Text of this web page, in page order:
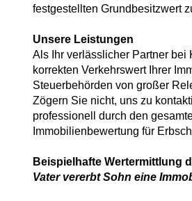
festgestellten Grundbesitzwert
Unsere Leistungen
Als Ihr verlässlicher Partner bei
korrekten Verkehrswert Ihrer
Steuerbehörden von großer
Zögern Sie nicht, uns zu
professionell durch den
Immobilienbewertung für
Beispielhafte Wertermittlung
Vater vererbt Sohn eine